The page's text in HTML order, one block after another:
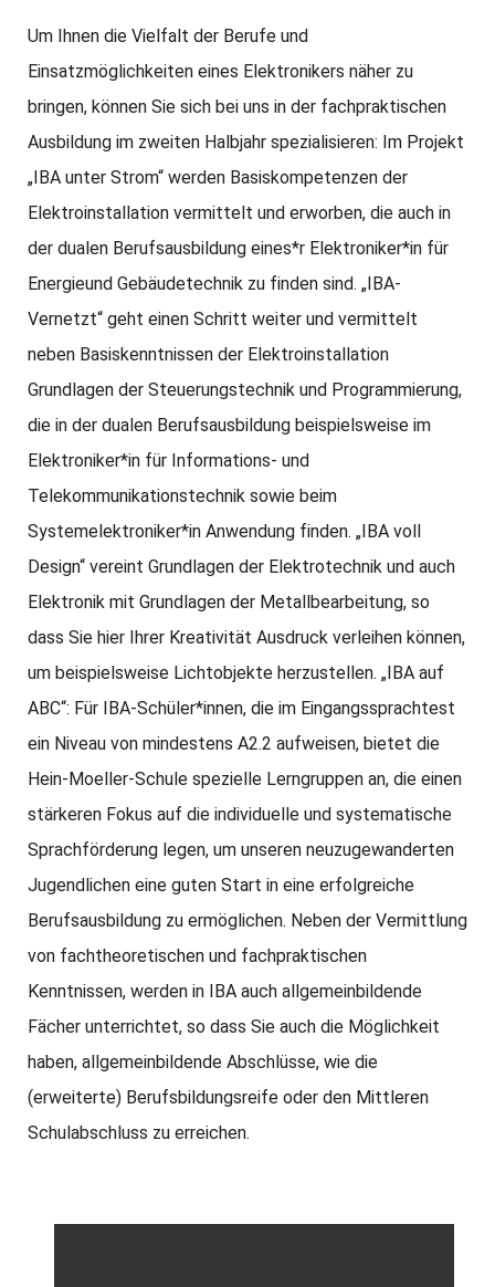
Um Ihnen die Vielfalt der Berufe und
Einsatzmöglichkeiten eines Elektronikers näher zu
bringen, können Sie sich bei uns in der fachpraktischen
Ausbildung im zweiten Halbjahr spezialisieren: Im Projekt
„IBA unter Strom“ werden Basiskompetenzen der
Elektroinstallation vermittelt und erworben, die auch in
der dualen Berufsausbildung eines*r Elektroniker*in für
Energieund Gebäudetechnik zu finden sind. „IBA-
Vernetzt“ geht einen Schritt weiter und vermittelt
neben Basiskenntnissen der Elektroinstallation
Grundlagen der Steuerungstechnik und Programmierung,
die in der dualen Berufsausbildung beispielsweise im
Elektroniker*in für Informations- und
Telekommunikationstechnik sowie beim
Systemelektroniker*in Anwendung finden. „IBA voll
Design“ vereint Grundlagen der Elektrotechnik und auch
Elektronik mit Grundlagen der Metallbearbeitung, so
dass Sie hier Ihrer Kreativität Ausdruck verleihen können,
um beispielsweise Lichtobjekte herzustellen. „IBA auf
ABC“: Für IBA-Schüler*innen, die im Eingangssprachtest
ein Niveau von mindestens A2.2 aufweisen, bietet die
Hein-Moeller-Schule spezielle Lerngruppen an, die einen
stärkeren Fokus auf die individuelle und systematische
Sprachförderung legen, um unseren neuzugewanderten
Jugendlichen eine guten Start in eine erfolgreiche
Berufsausbildung zu ermöglichen. Neben der Vermittlung
von fachtheoretischen und fachpraktischen
Kenntnissen, werden in IBA auch allgemeinbildende
Fächer unterrichtet, so dass Sie auch die Möglichkeit
haben, allgemeinbildende Abschlüsse, wie die
(erweiterte) Berufsbildungsreife oder den Mittleren
Schulabschluss zu erreichen.